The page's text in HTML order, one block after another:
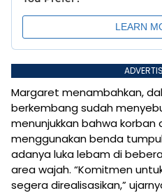
Margaret menambahkan,
berkembang sudah
menunjukkan bahwa korban
menggunakan benda
adanya luka lebam di
area wajah. “Komitmen
segera direalisasikan,”